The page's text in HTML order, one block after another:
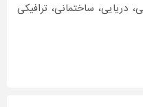
دریایی، ساختمانی، ترافیکی